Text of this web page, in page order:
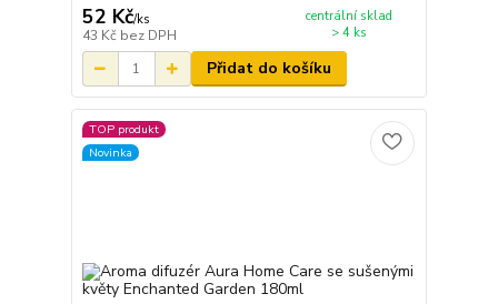
52 Kč/ks
43 Kč bez DPH
centrální sklad
> 4 ks
Přidat do košíku
TOP produkt
Novinka